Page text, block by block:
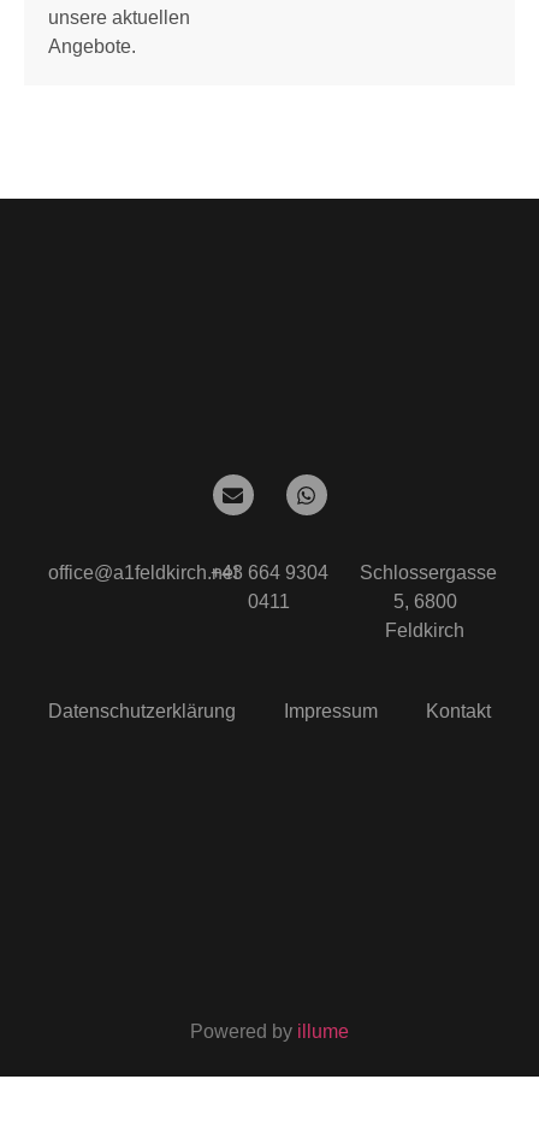
unsere aktuellen
Angebote.
office@a1feldkirch.net+43 664 9304
0411
Schlossergasse
5, 6800
Feldkirch
Datenschutzerklärung Impressum Kontakt
Powered by illume